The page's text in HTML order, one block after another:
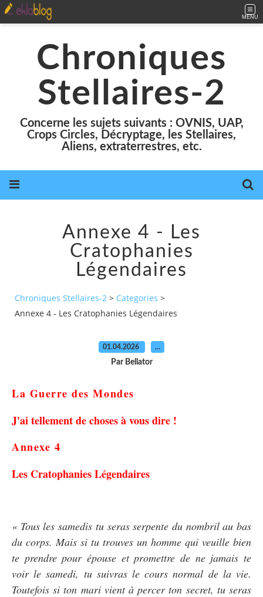
MENU
Chroniques
Stellaires-2
Concerne les sujets suivants : OVNIS, UAP,
Crops Circles, Décryptage, les Stellaires,
Aliens, extraterrestres, etc.
Annexe 4 - Les
Cratophanies
Légendaires
Chroniques Stellaires-2 > Categories >
Annexe 4 - Les Cratophanies Légendaires
01.04.2026 …
Par Bellator
La Guerre des Mondes
J'ai tellement de choses à vous dire !
Annexe 4
Les Cratophanies Légendaires
« Tous les samedis tu seras serpente du nombril au bas
du corps. Mais si tu trouves un homme qui veuille bien
te prendre pour épouse et promettre de ne jamais te
voir le samedi, tu suivras le cours normal de la vie.
Toutefois si ton mari vient à percer ton secret, tu seras